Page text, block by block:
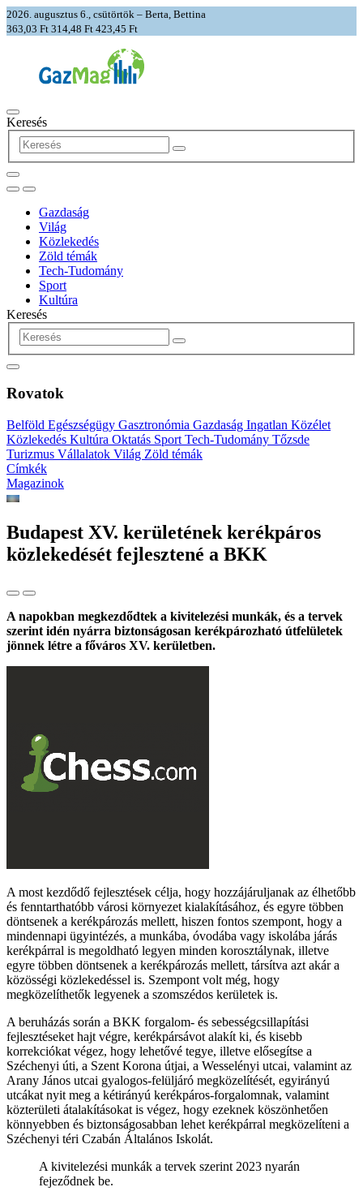
2026. augusztus 6., csütörtök – Berta, Bettina
363,03 Ft 314,48 Ft 423,45 Ft
Keresés
Gazdaság
Világ
Közlekedés
Zöld témák
Tech-Tudomány
Sport
Kultúra
Keresés
Rovatok
Belföld Egészségügy Gasztronómia Gazdaság Ingatlan Közélet
Közlekedés Kultúra Oktatás Sport Tech-Tudomány Tőzsde
Turizmus Vállalatok Világ Zöld témák
Címkék
Magazinok
Budapest XV. kerületének kerékpáros
közlekedését fejlesztené a BKK
A napokban megkezdődtek a kivitelezési munkák, és a tervek
szerint idén nyárra biztonságosan kerékpározható útfelületek
jönnek létre a főváros XV. kerületben.
A most kezdődő fejlesztések célja, hogy hozzájáruljanak az élhetőbb
és fenntarthatóbb városi környezet kialakításához, és egyre többen
döntsenek a kerékpározás mellett, hiszen fontos szempont, hogy a
mindennapi ügyintézés, a munkába, óvodába vagy iskolába járás
kerékpárral is megoldható legyen minden korosztálynak, illetve
egyre többen döntsenek a kerékpározás mellett, társítva azt akár a
közösségi közlekedéssel is. Szempont volt még, hogy
megközelíthetők legyenek a szomszédos kerületek is.
A beruházás során a BKK forgalom- és sebességcsillapítási
fejlesztéseket hajt végre, kerékpársávot alakít ki, és kisebb
korrekciókat végez, hogy lehetővé tegye, illetve elősegítse a
Széchenyi úti, a Szent Korona útjai, a Wesselényi utcai, valamint az
Arany János utcai gyalogos-felüljáró megközelítését, egyirányú
utcákat nyit meg a kétirányú kerékpáros-forgalomnak, valamint
közterületi átalakításokat is végez, hogy ezeknek köszönhetően
könnyebben és biztonságosabban lehet kerékpárral megközelíteni a
Széchenyi téri Czabán Általános Iskolát.
A kivitelezési munkák a tervek szerint 2023 nyarán
fejeződnek be.